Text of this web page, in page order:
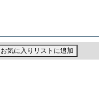
気に入りリストに追加